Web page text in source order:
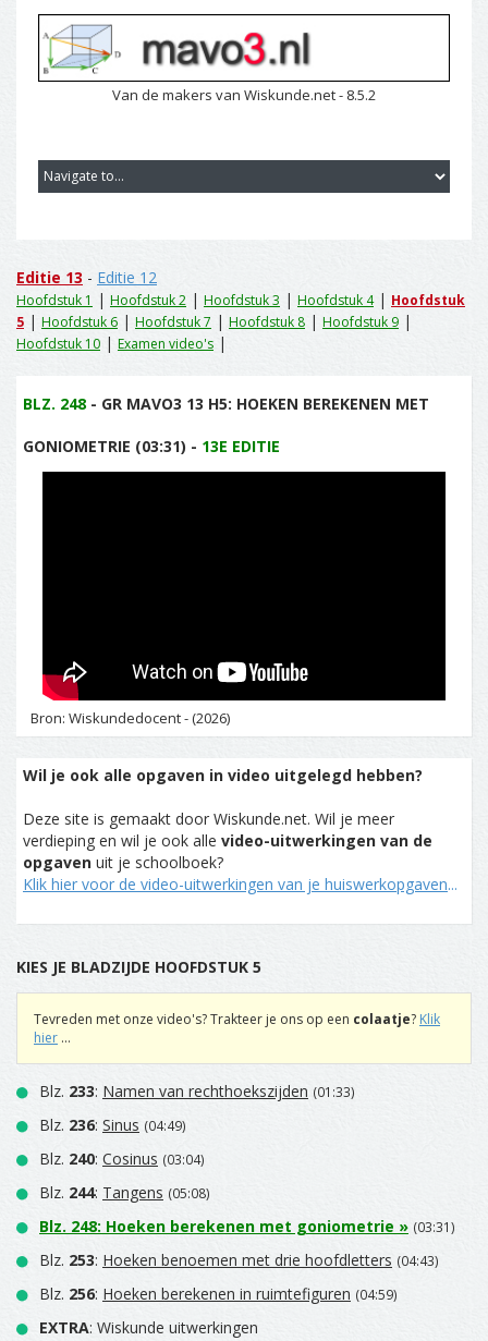
Van de makers van Wiskunde.net - 8.5.2
Editie 13 - Editie 12
Hoofdstuk 1 | Hoofdstuk 2 | Hoofdstuk 3 | Hoofdstuk 4| Hoofdstuk
5 | Hoofdstuk 6 | Hoofdstuk 7 | Hoofdstuk 8 | Hoofdstuk 9 |
Hoofdstuk 10 | Examen video's |
BLZ. 248 - GR MAVO3 13 H5: HOEKEN BEREKENEN MET
GONIOMETRIE (03:31) - 13E EDITIE
Bron: Wiskundedocent - (2026)
Wil je ook alle opgaven in video uitgelegd hebben?
Deze site is gemaakt door Wiskunde.net. Wil je meer
verdieping en wil je ook alle video-uitwerkingen van de
opgaven uit je schoolboek?
Klik hier voor de video-uitwerkingen van je huiswerkopgaven...
KIES JE BLADZIJDE HOOFDSTUK 5
Tevreden met onze video's? Trakteer je ons op een colaatje? Klik
hier ...
Blz. 233: Namen van rechthoekszijden (01:33)
Blz. 236: Sinus (04:49)
Blz. 240: Cosinus (03:04)
Blz. 244: Tangens (05:08)
Blz. 248: Hoeken berekenen met goniometrie » (03:31)
Blz. 253: Hoeken benoemen met drie hoofdletters (04:43)
Blz. 256: Hoeken berekenen in ruimtefiguren (04:59)
EXTRA: Wiskunde uitwerkingen